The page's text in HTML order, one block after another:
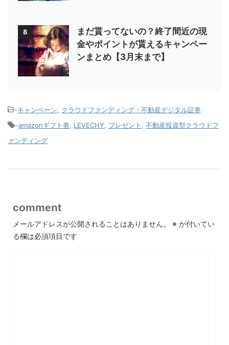
8
まだ貰ってないの？終了間近の現
金やポイントが貰えるキャンペー
ンまとめ【3月末まで】
-キャンペーン
クラウドファンディング・不動産デジタル証券
-amazonギフト券 LEVECHY プレゼント
不動産投資型クラウドフ
ァンディング
comment
メールアドレスが公開されることはありません。 ※ が付いてい
る欄は必須項目です